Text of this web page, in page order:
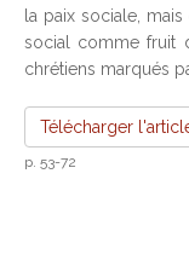
la paix sociale,
social comme fruit
chrétiens marqués
Télécharger
p. 53-72